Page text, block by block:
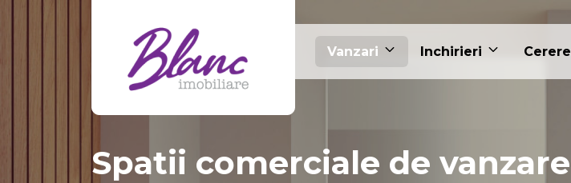
Vanzari Inchirieri
Spatii comerciale de vanzare